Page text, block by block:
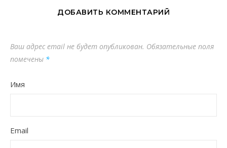
ДОБАВИТЬ КОММЕНТАРИЙ
Ваш адрес email не будет опубликован. Обязательные поля
помечены *
Имя
Email